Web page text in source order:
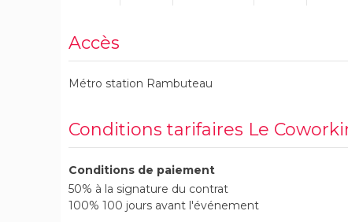
Accès
Métro station Rambuteau
Conditions tarifaires Le
Conditions de paiement
50% à la signature du contrat
100% 100 jours avant l'événement